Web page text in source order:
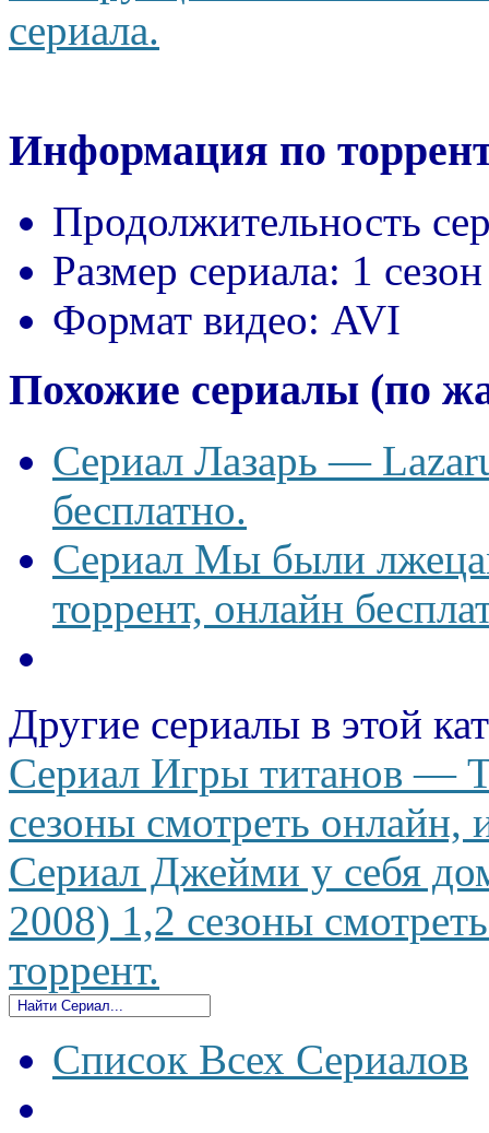
сериала.
Информация по
Продолжительность
Размер сериала: 1
Формат видео: AVI
Похожие сериалы (по
Сериал Лазарь —
бесплатно.
Сериал Мы были
торрент, онлайн
Другие сериалы в этой
Сериал Игры титанов —
сезоны смотреть онлайн,
Сериал Джейми у себя
2008) 1,2 сезоны
торрент.
Список Всех Сериалов